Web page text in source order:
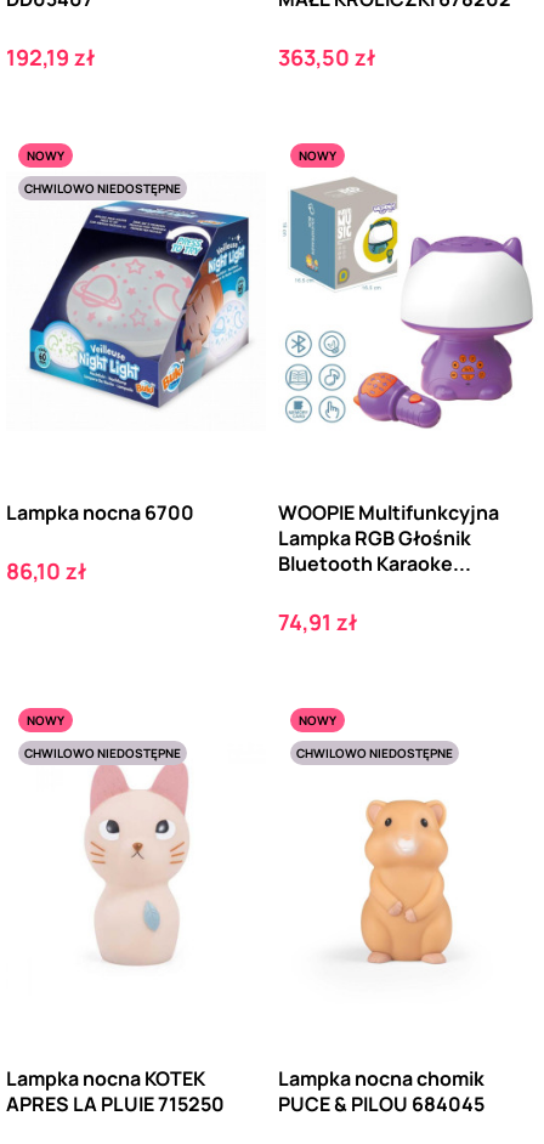
Cena
192,19 zł Cena
363,50 zł
NOWY
CHWILOWO NIEDOSTĘPNE
Lampka nocna 6700
Cena
86,10 zł
NOWY
WOOPIE Multifunkcyjna
Lampka RGB Głośnik
Bluetooth Karaoke...
Cena
74,91 zł
NOWY
CHWILOWO NIEDOSTĘPNE
Lampka nocna KOTEK
APRES LA PLUIE 715250
NOWY
CHWILOWO NIEDOSTĘPNE
Lampka nocna chomik
PUCE & PILOU 684045